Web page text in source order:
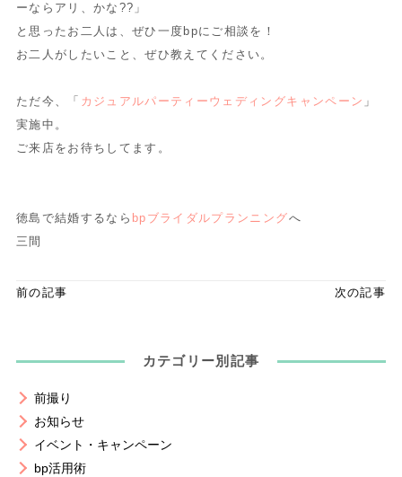
ーならアリ、かな??」
と思ったお二人は、ぜひ一度bpにご相談を！
お二人がしたいこと、ぜひ教えてください。
ただ今、「 カジュアルパーティーウェディングキャンペーン 」
実施中。
ご来店をお待ちしてます。
徳島で結婚するなら bpブライダルプランニングへ
三間
前の記事 次の記事
カテゴリー別記事
前撮り
お知らせ
イベント・キャンペーン
bp活用術